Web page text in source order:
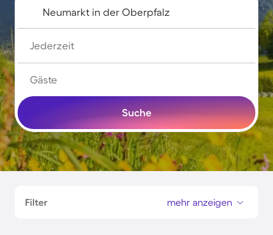
Jederzeit
Gäste
Suche
Filter mehr anzeigen